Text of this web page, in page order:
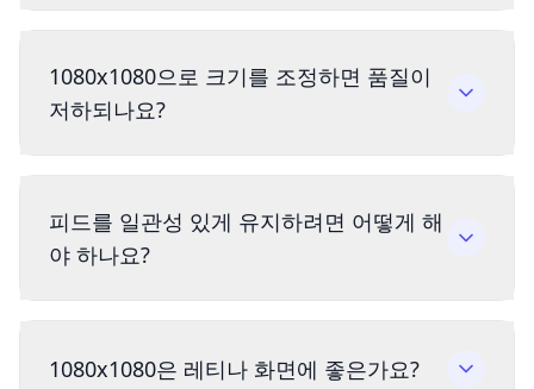
1080x1080으로 크기를 조정하면 품질이
저하되나요?
피드를 일관성 있게 유지하려면 어떻게 해
야 하나요?
1080x1080은 레티나 화면에 좋은가요?